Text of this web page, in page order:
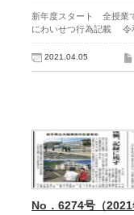
新年度スタート 全授業
にわいせつ行為記載 令
2021.04.05
No．6274号（